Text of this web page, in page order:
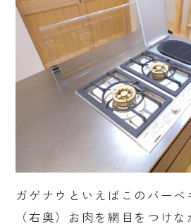
ガゲナウといえばこのバーベ
（右奥）お肉を網目をつけ